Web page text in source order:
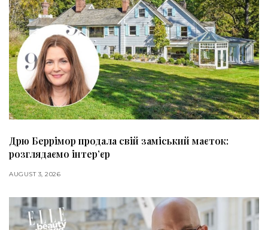
Дрю Беррімор продала свій заміський маєток:
розглядаємо інтер’єр
AUGUST 3, 2026